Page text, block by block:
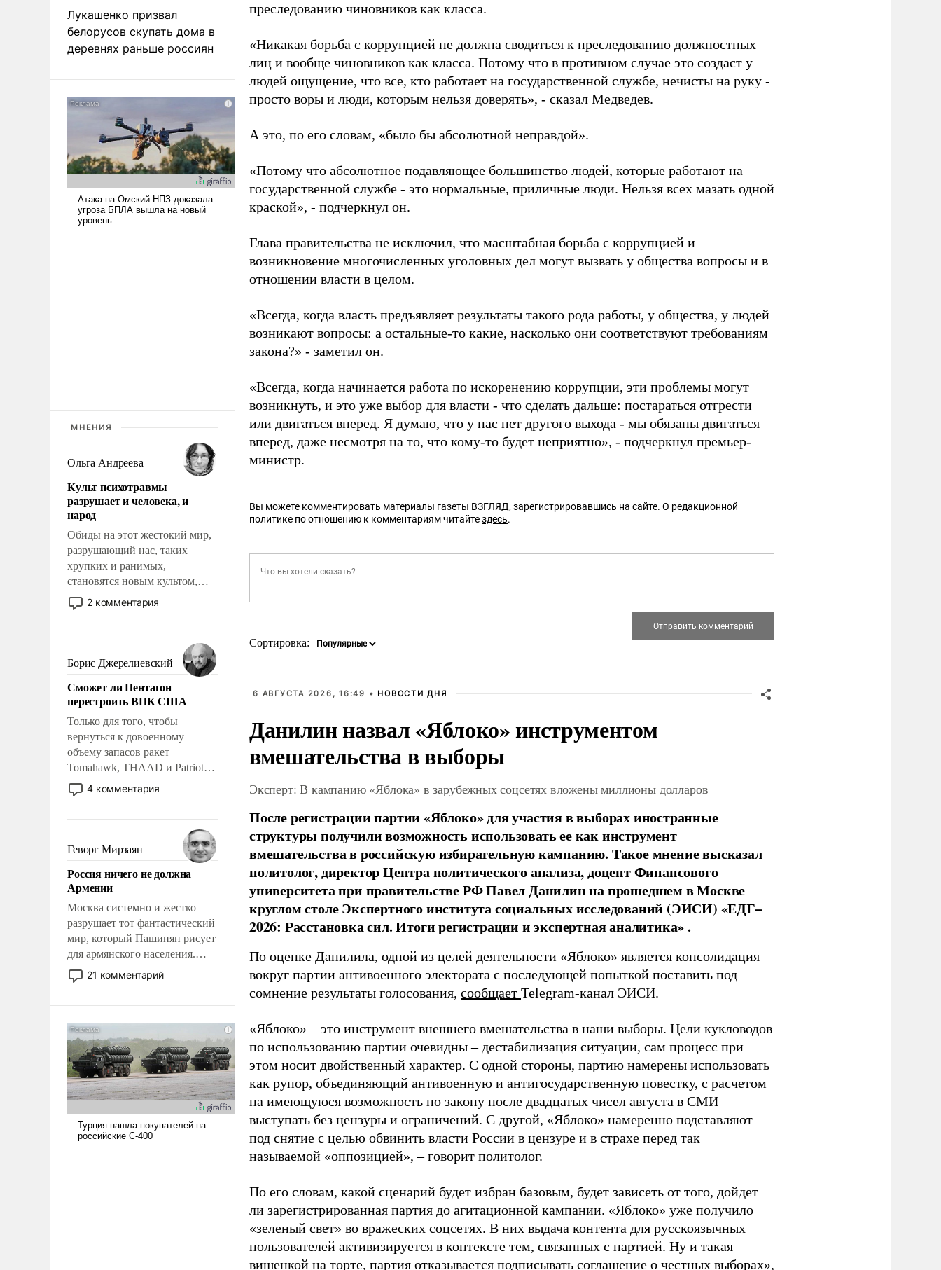
Лукашенко призвал
белорусов скупать дома в
деревнях раньше россиян
МНЕНИЯ
Ольга Андреева
Культ психотравмы
разрушает и человека, и
народ
Обиды на этот жестокий мир,
разрушающий нас, таких
хрупких и ранимых,
становятся новым культом,
постепенно вытесняя и
отменяя традиционное
мужественным и твердым под
ударами судьбы, брать на себя
ответственность, помогать
слабым, идти вперед и
адаптироваться.
2 комментария
Борис Джерелиевский
Сможет ли Пентагон
перестроить ВПК США
Только для того, чтобы
вернуться к довоенному
объему запасов ракет
Tomahawk, THAAD и Patriot
США потребуется более трех
лет. Даже небольшая война с
Сложившаяся ситуация
означает многолетний период
уязвимости США, например,
перед Китаем.
4 комментария
Геворг Мирзаян
Россия ничего не должна
Армении
Москва системно и жестко
разрушает тот фантастический
мир, который Пашинян рисует
для армянского населения.
Мир, где политические
прожекты будут безусловно
налогоплательщиков и где
Еревану за свои поступки не
нужно отвечать.
21 комментарий
преследованию чиновников как класса.
«Никакая борьба с коррупцией не должна сводиться к преследованию должностных
лиц и вообще чиновников как класса. Потому что в противном случае это создаст у
людей ощущение, что все, кто работает на государственной службе, нечисты на руку -
просто воры и люди, которым нельзя доверять», - сказал Медведев.
А это, по его словам, «было бы абсолютной неправдой».
«Потому что абсолютное подавляющее большинство людей, которые работают на
государственной службе - это нормальные, приличные люди. Нельзя всех мазать одной
краской», - подчеркнул он.
Глава правительства не исключил, что масштабная борьба с коррупцией и
возникновение многочисленных уголовных дел могут вызвать у общества вопросы и в
отношении власти в целом.
«Всегда, когда власть предъявляет результаты такого рода работы, у общества, у людей
возникают вопросы: а остальные-то какие, насколько они соответствуют требованиям
закона?» - заметил он.
«Всегда, когда начинается работа по искоренению коррупции, эти проблемы могут
возникнуть, и это уже выбор для власти - что сделать дальше: постараться отгрести
или двигаться вперед. Я думаю, что у нас нет другого выхода - мы обязаны двигаться
вперед, даже несмотря на то, что кому-то будет неприятно», - подчеркнул премьер-
министр.
Вы можете комментировать материалы газеты ВЗГЛЯД, зарегистрировавшись на сайте. О редакционной
политике по отношению к комментариям читайтездесь.
Сортировка:
6 АВГУСТА 2026, 16:49 • НОВОСТИ ДНЯ
Данилин назвал «Яблоко» инструментом
вмешательства в выборы
Эксперт: В кампанию «Яблока» в зарубежных соцсетях вложены миллионы долларов
После регистрации партии «Яблоко» для участия в выборах иностранные
структуры получили возможность использовать ее как инструмент
вмешательства в российскую избирательную кампанию. Такое мнение высказал
политолог, директор Центра политического анализа, доцент Финансового
университета при правительстве РФ Павел Данилин на прошедшем в Москве
круглом столе Экспертного института социальных исследований (ЭИСИ) «ЕДГ–
2026: Расстановка сил. Итоги регистрации и экспертная аналитика» .
По оценке Данилила, одной из целей деятельности «Яблоко» является консолидация
вокруг партии антивоенного электората с последующей попыткой поставить под
сомнение результаты голосования, сообщает Telegram-канал ЭИСИ.
«Яблоко» – это инструмент внешнего вмешательства в наши выборы. Цели кукловодов
по использованию партии очевидны – дестабилизация ситуации, сам процесс при
этом носит двойственный характер. С одной стороны, партию намерены использовать
как рупор, объединяющий антивоенную и антигосударственную повестку, с расчетом
на имеющуюся возможность по закону после двадцатых чисел августа в СМИ
выступать без цензуры и ограничений. С другой, «Яблоко» намеренно подставляют
под снятие с целью обвинить власти России в цензуре и в страхе перед так
называемой «оппозицией», – говорит политолог.
По его словам, какой сценарий будет избран базовым, будет зависеть от того, дойдет
ли зарегистрированная партия до агитационной кампании. «Яблоко» уже получило
«зеленый свет» во вражеских соцсетях. В них выдача контента для русскоязычных
пользователей активизируется в контексте тем, связанных с партией. Ну и такая
вишенкой на торте, партия отказывается подписывать соглашение о честных выборах»,